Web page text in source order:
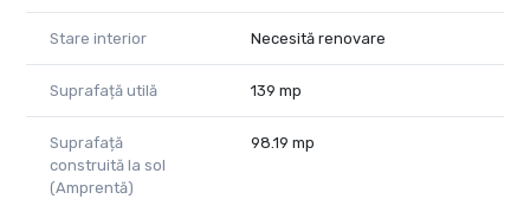
Stare interior Necesită renovare
Suprafață utilă 139 mp
Suprafață
construită la sol
(Amprentă)
98.19 mp